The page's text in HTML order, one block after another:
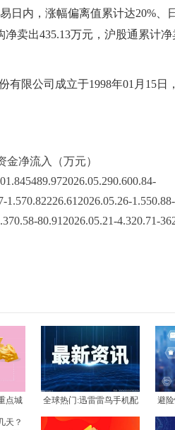
日内，涨幅偏离值累计达20%、
卖出435.13万元，沪股通累计净
有限公司成立于1998年01月15日
金净流入（万元）
1.570.82226.612026.05.26-1.550.88-
80.912026.05.21-4.320.71-
点城
新房
全球热门:迅雷雷鸟手机配
置介绍 雷鸟手机好不好？
避